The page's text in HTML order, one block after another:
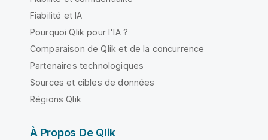
Fiabilité et IA
Pourquoi Qlik pour l'IA ?
Comparaison de Qlik et de la concurrence
Partenaires technologiques
Sources et cibles de données
Régions Qlik
À Propos De Qlik